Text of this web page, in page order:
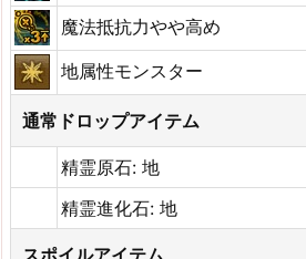
魔法抵抗力やや高め
地属性モンスター
通常ドロップアイテム
精霊原石: 地
精霊進化石: 地
スポイルアイテム